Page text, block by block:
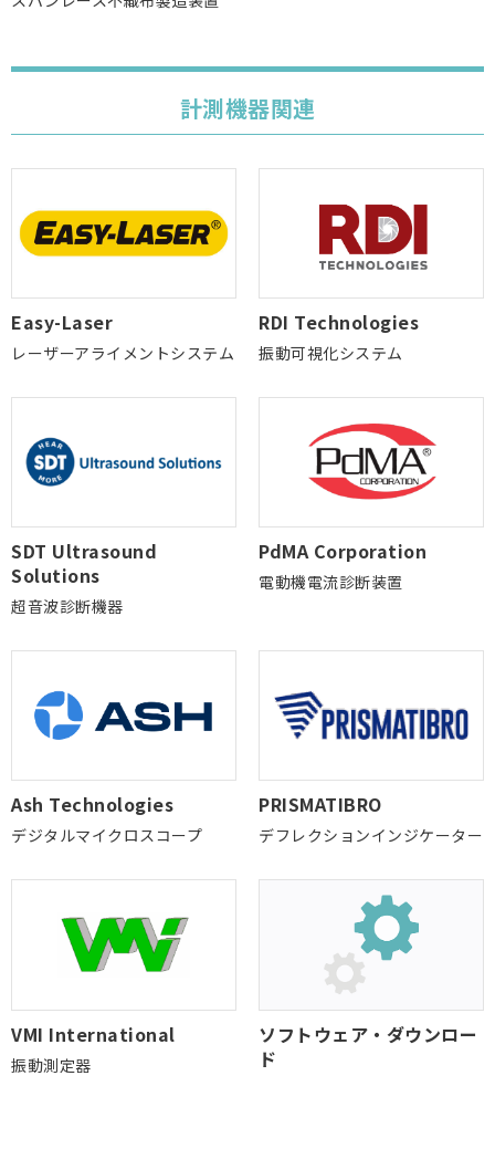
計測機器関連
Easy-Laser
レーザーアライメントシステム
RDI Technologies
振動可視化システム
SDT Ultrasound
Solutions
超音波診断機器
PdMA Corporation
電動機電流診断装置
Ash Technologies
デジタルマイクロスコープ
PRISMATIBRO
デフレクションインジケーター
VMI International
振動測定器
ソフトウェア・ダウンロー
ド